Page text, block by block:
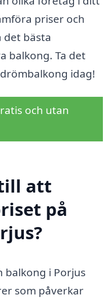
priser och
bästa
balkong. Ta det
idag!
och utan
att
på
balkong i Porjus
som påverkar